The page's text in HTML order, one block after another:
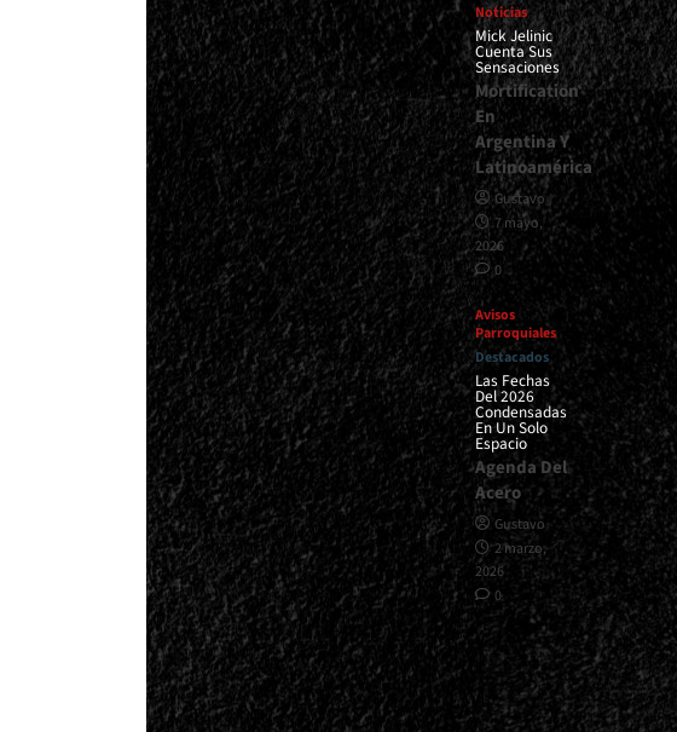
Noticias
Mick Jelinic
Cuenta Sus
Sensaciones
Mortification
En
Argentina Y
Latinoamérica
Gustavo
7 mayo,
2026
0
Avisos
Parroquiales
Destacados
Las Fechas
Del 2026
Condensadas
En Un Solo
Espacio
Agenda Del
Acero
Gustavo
2 marzo,
2026
0